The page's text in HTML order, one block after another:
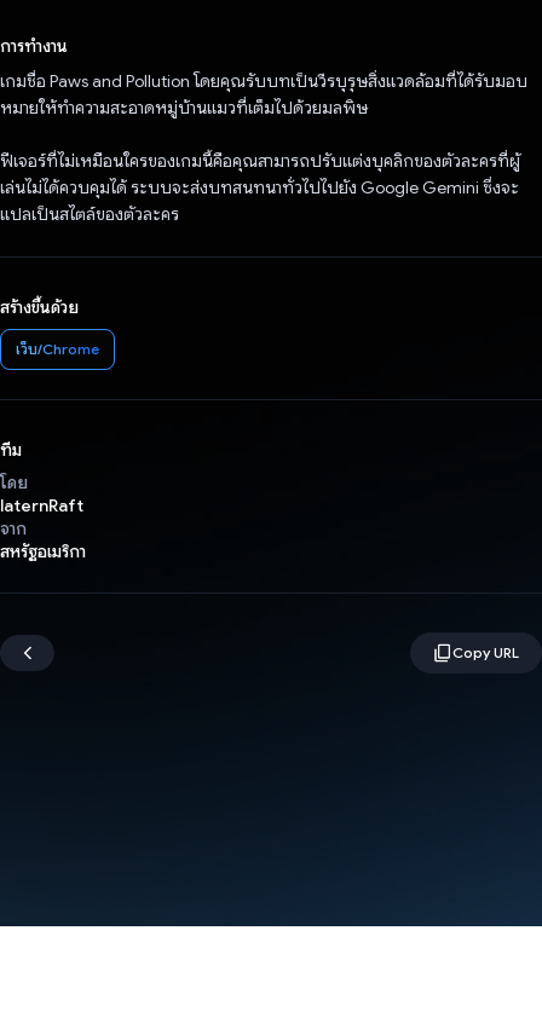
การทำงาน
เกมชื่อ Paws and Pollution โดยคุณรับบทเป็นวีรบุรุษสิ่งแวดล้อมที่ได้รับมอบ
หมายให้ทำความสะอาดหมู่บ้านแมวที่เต็มไปด้วยมลพิษ
ฟีเจอร์ที่ไม่เหมือนใครของเกมนี้คือคุณสามารถปรับแต่งบุคลิกของตัวละครที่ผู้
เล่นไม่ได้ควบคุมได้ ระบบจะส่งบทสนทนาทั่วไปไปยัง Google Gemini ซึ่งจะ
แปลเป็นสไตล์ของตัวละคร
สร้างขึ้นด้วย
เว็บ/Chrome
ทีม
โดย
laternRaft
จาก
สหรัฐอเมริกา